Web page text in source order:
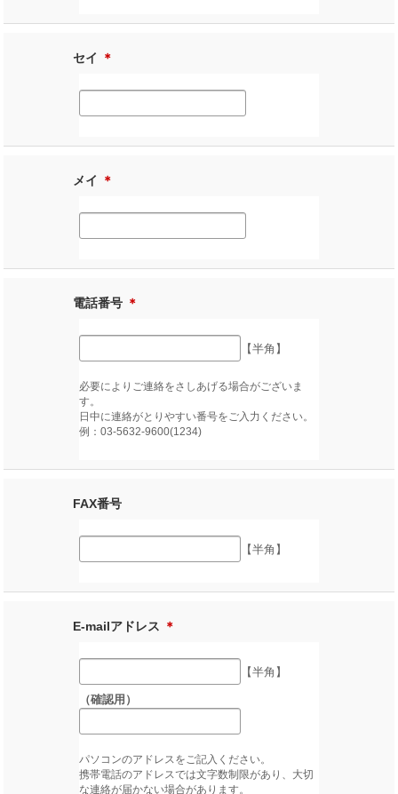
セイ ＊
メイ ＊
電話番号 ＊
【半角】
必要によりご連絡をさしあげる場合がございま
す。
日中に連絡がとりやすい番号をご入力ください。
例：03-5632-9600(1234)
FAX番号
【半角】
E-mailアドレス ＊
【半角】
（確認用）
パソコンのアドレスをご記入ください。
携帯電話のアドレスでは文字数制限があり、大切
な連絡が届かない場合があります。